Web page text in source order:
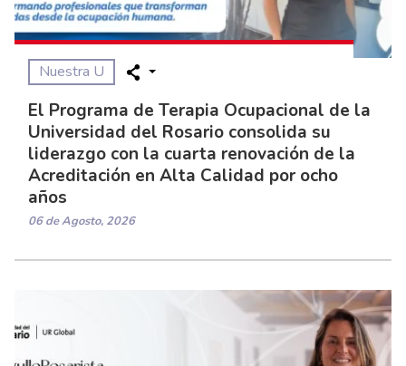
Nuestra U
El Programa de Terapia Ocupacional de la
Universidad del Rosario consolida su
liderazgo con la cuarta renovación de la
Acreditación en Alta Calidad por ocho
años
06 de Agosto, 2026